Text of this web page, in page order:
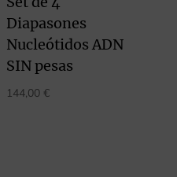
Diapasones
Nucleótidos ADN
SIN pesas
144,00 €